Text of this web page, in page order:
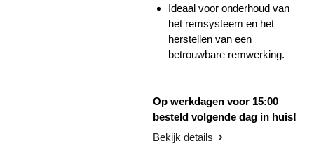
Ideaal voor onderhoud van
het remsysteem en het
herstellen van een
betrouwbare remwerking.
Op werkdagen voor 15:00
besteld volgende dag in huis!
Bekijk details